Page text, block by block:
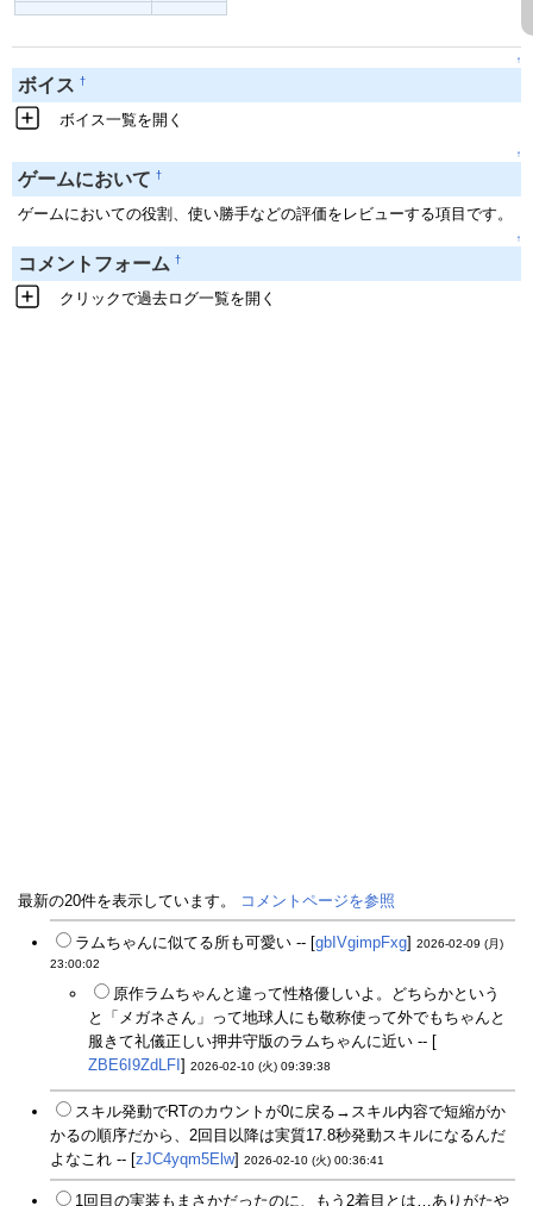
↑
ボイス †
ボイス一覧を開く
↑
ゲームにおいて †
ゲームにおいての役割、使い勝手などの評価をレビューする項目です。
↑
コメントフォーム †
クリックで過去ログ一覧を開く
最新の20件を表示しています。 コメントページを参照
ラムちゃんに似てる所も可愛い -- [gbIVgimpFxg] 2026-02-09 (月)
23:00:02
原作ラムちゃんと違って性格優しいよ。どちらかという
と「メガネさん」って地球人にも敬称使って外でもちゃんと
服きて礼儀正しい押井守版のラムちゃんに近い -- [
ZBE6I9ZdLFI] 2026-02-10 (火) 09:39:38
スキル発動でRTのカウントが0に戻る→スキル内容で短縮がか
かるの順序だから、2回目以降は実質17.8秒発動スキルになるんだ
よなこれ -- [zJC4yqm5Elw] 2026-02-10 (火) 00:36:41
1回目の実装もまさかだったのに、もう2着目とは…ありがたや